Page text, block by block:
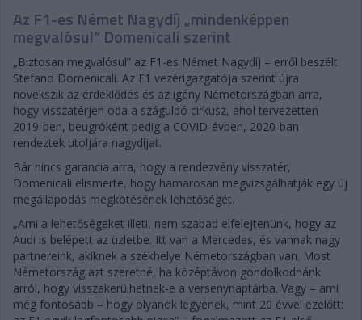
Az F1-es Német Nagydíj „mindenképpen
megvalósul” Domenicali szerint
„Biztosan megvalósul” az F1-es Német Nagydíj – erről beszélt
Stefano Domenicali. Az F1 vezérigazgatója szerint újra
növekszik az érdeklődés és az igény Németországban arra,
hogy visszatérjen oda a száguldó cirkusz, ahol tervezetten
2019-ben, beugróként pedig a COVID-évben, 2020-ban
rendeztek utoljára nagydíjat.
Bár nincs garancia arra, hogy a rendezvény visszatér,
Domenicali elismerte, hogy hamarosan megvizsgálhatják egy új
megállapodás megkötésének lehetőségét.
„Ami a lehetőségeket illeti, nem szabad elfelejtenünk, hogy az
Audi is belépett az üzletbe. Itt van a Mercedes, és vannak nagy
partnereink, akiknek a székhelye Németországban van. Most
Németország azt szeretné, ha középtávon gondolkodnánk
arról, hogy visszakerülhetnek-e a versenynaptárba. Vagy – ami
még fontosabb – hogy olyanok legyenek, mint 20 évvel ezelőtt: